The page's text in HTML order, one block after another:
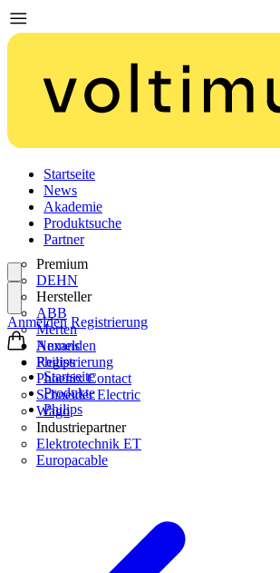
Startseite
News
Akademie
Produktsuche
Partner
Premium
DEHN
Hersteller
ABB
Merten
Nexans
Philips
Phoenix Contact
Schneider Electric
Wago
Industriepartner
Elektrotechnik ET
Europacable
Anmelden
Registrierung
Anmelden Registrierung
Startseite
Produkte
Philips